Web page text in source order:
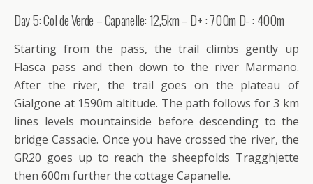
Day 5: Col de Verde – Capanelle: 12,5km – D+ : 700m D- : 400m
Starting from the pass, the trail climbs gently up
Flasca pass and then down to the river Marmano.
After the river, the trail goes on the plateau of
Gialgone at 1590m altitude. The path follows for 3 km
lines levels mountainside before descending to the
bridge Cassacie. Once you have crossed the river, the
GR20 goes up to reach the sheepfolds Tragghjette
then 600m further the cottage Capanelle.